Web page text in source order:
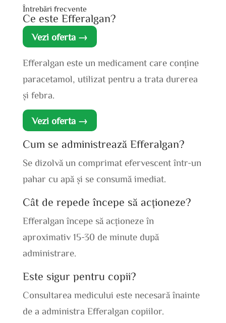
Întrebări frecvente
Ce este Efferalgan?
Vezi oferta →
Efferalgan este un medicament care conține
paracetamol, utilizat pentru a trata durerea
și febra.
Vezi oferta →
Cum se administrează Efferalgan?
Se dizolvă un comprimat efervescent într-un
pahar cu apă și se consumă imediat.
Cât de repede începe să acționeze?
Efferalgan începe să acționeze în
aproximativ 15-30 de minute după
administrare.
Este sigur pentru copii?
Consultarea medicului este necesară înainte
de a administra Efferalgan copiilor.